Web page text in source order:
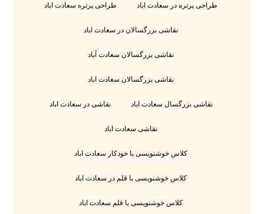
طراحی پرتره در سعادت اباد طراحی پرتره سعادت اباد
نقاشی بزرگسالان در سعادت اباد
نقاشی بزرگسالان سعادت آباد
نقاشی بزرگسالان سعادت اباد
نقاشی بزرگسال سعادت اباد نقاشی در سعادت اباد
نقاشی سعادت اباد
کلاس خوشنویسی با خودکار سعادت اباد
کلاس خوشنویسی با قلم در سعادت اباد
کلاس خوشنویسی با قلم سعادت اباد